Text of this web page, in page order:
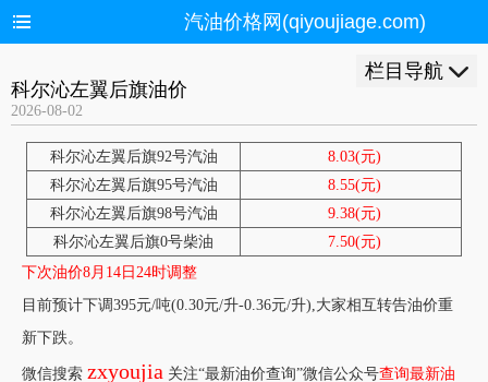
汽油价格网(qiyoujiage.com)
栏目导航
科尔沁左翼后旗油价
2026-08-02
科尔沁左翼后旗92号汽油
8.03(元)
科尔沁左翼后旗95号汽油
8.55(元)
科尔沁左翼后旗98号汽油
9.38(元)
科尔沁左翼后旗0号柴油
7.50(元)
下次油价8月14日24时调整
目前预计下调395元/吨(0.30元/升-0.36元/升),大家相互转告油价重
新下跌。
微信搜索 zxyoujia 关注“最新油价查询”微信公众号查询最新油